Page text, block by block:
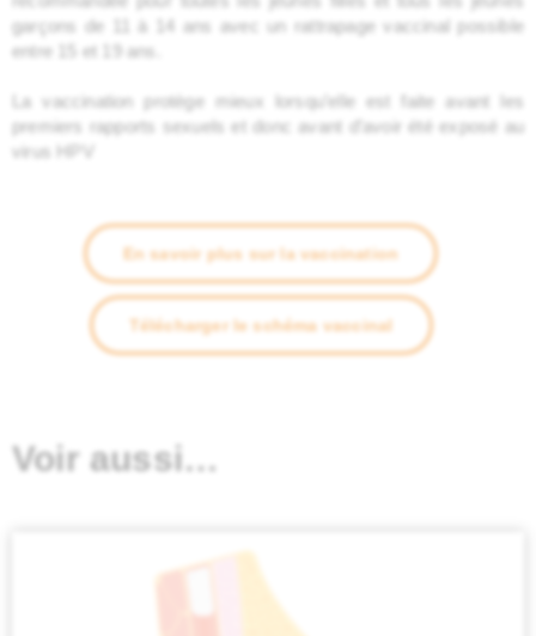
garçons de 11 à 14 ans avec un rattrapage vaccinal possible
entre 15 et 19 ans.
La vaccination protège mieux lorsqu’elle est faite avant les
premiers rapports sexuels et donc avant d’avoir été exposé au
virus HPV
En savoir plus sur la vaccination
Télécharger le schéma vaccinal
Voir aussi…